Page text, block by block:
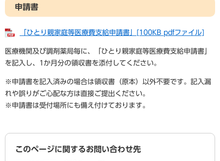
申請書
「ひとり親家庭等医療費支給申請書」[100KB pdfファイル]
医療機関及び調剤薬局毎に、「ひとり親家庭等医療費支給申請書」
を記入し、1か月分の領収書を添付してください。
※申請書を記入済みの場合は領収書（原本）以外不要です。記入漏
れや誤りがご心配な方は直接ご提出ください。
※申請書は受付場所にも備え付けております。
このページに関するお問い合わせ先